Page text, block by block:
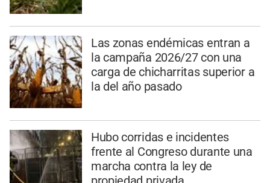
Las zonas endémicas entran a
la campaña 2026/27 con una
carga de chicharritas superior a
la del año pasado
Hubo corridas e incidentes
frente al Congreso durante una
marcha contra la ley de